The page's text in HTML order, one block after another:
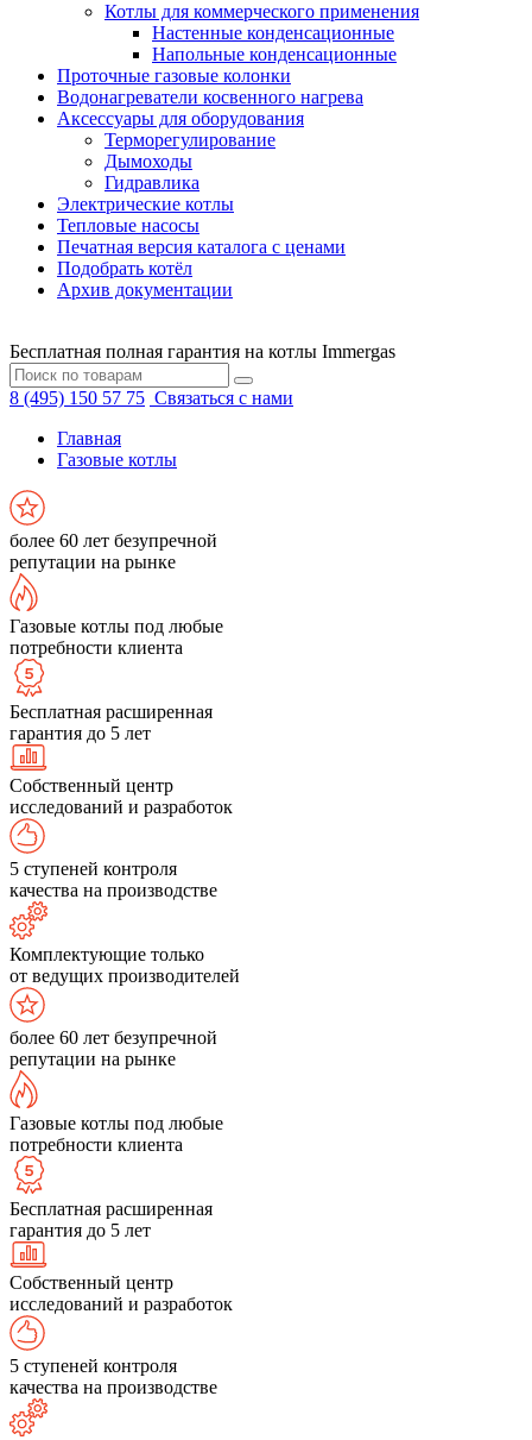
Котлы для коммерческого применения
Настенные конденсационные
Напольные конденсационные
Проточные газовые колонки
Водонагреватели косвенного нагрева
Аксессуары для оборудования
Терморегулирование
Дымоходы
Гидравлика
Электрические котлы
Тепловые насосы
Печатная версия каталога с ценами
Подобрать котёл
Архив документации
Бесплатная полная гарантия на котлы Immergas
8 (495) 150 57 75 Связаться с нами
Главная
Газовые котлы
более 60 лет безупречной
репутации на рынке
Газовые котлы под любые
потребности клиента
Бесплатная расширенная
гарантия до 5 лет
Собственный центр
исследований и разработок
5 ступеней контроля
качества на производстве
Комплектующие только
от ведущих производителей
более 60 лет безупречной
репутации на рынке
Газовые котлы под любые
потребности клиента
Бесплатная расширенная
гарантия до 5 лет
Собственный центр
исследований и разработок
5 ступеней контроля
качества на производстве